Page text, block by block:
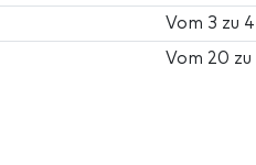
Vom 3 zu
Vom 20 zu